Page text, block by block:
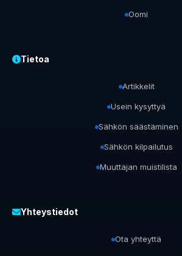
Oomi
Tietoa
Artikkelit
Usein kysyttyä
Sähkön säästäminen
Sähkön kilpailutus
Muuttajan muistilista
Yhteystiedot
Ota yhteyttä